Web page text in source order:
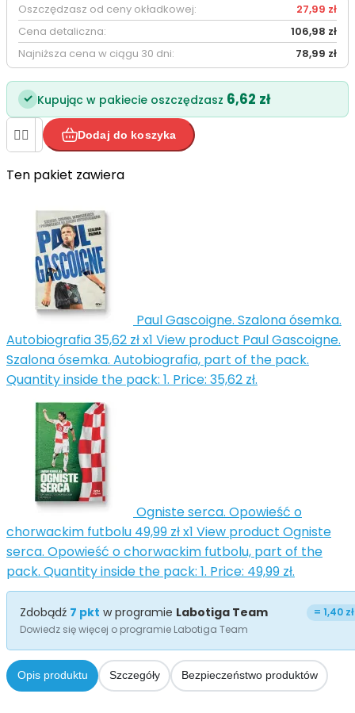
Oszczędzasz od ceny okładkowej:
27,99 zł
Cena detaliczna:
106,98 zł
Najniższa cena w ciągu 30 dni:
78,99 zł
✓ Kupując w pakiecie oszczędzasz 6,62 zł
  Dodaj do koszyka
Ten pakiet zawiera
Paul Gascoigne. Szalona ósemka.
Autobiografia35,62 złx1 View product Paul Gascoigne.
Szalona ósemka. Autobiografia, part of the pack.
Quantity inside the pack: 1. Price: 35,62 zł.
Ogniste serca. Opowieść o
chorwackim futbolu 49,99 złx1 View product Ogniste
serca. Opowieść o chorwackim futbolu, part of the
pack. Quantity inside the pack: 1. Price: 49,99 zł.
Zdobądź 7 pkt w programie Labotiga Team =1,40 zł
Dowiedz się więcej o programie Labotiga Team
Opis produktu Szczegóły Bezpieczeństwo produktów